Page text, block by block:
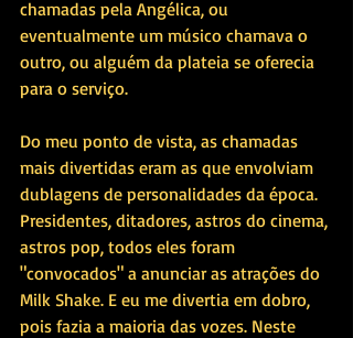
chamadas pela Angélica, ou
eventualmente um músico chamava o
outro, ou alguém da plateia se oferecia
para o serviço.
Do meu ponto de vista, as chamadas
mais divertidas eram as que envolviam
dublagens de personalidades da época.
Presidentes, ditadores, astros do cinema,
astros pop, todos eles foram
"convocados" a anunciar as atrações do
Milk Shake. E eu me divertia em dobro,
pois fazia a maioria das vozes. Neste